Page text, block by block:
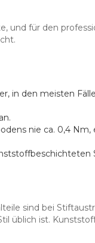
und für den
in den meisten
nie ca. 0,4
sind bei
üblich ist.